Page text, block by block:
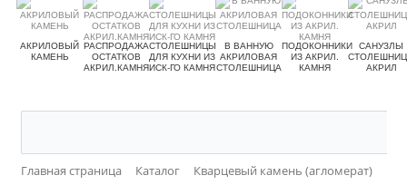
АКРИЛОВЫЙ
КАМЕНЬ
РАСПРОДАЖА
ОСТАТКОВ
АКРИЛ.КАМНЯ
СТОЛЕШНИЦЫ
ДЛЯ КУХНИ ИЗ
ИСК-ГО КАМНЯ
В ВАННУЮ
АКРИЛОВАЯ
СТОЛЕШНИЦА
ПОДОКОННИКИ
ИЗ АКРИЛ.
КАМНЯ
САНУЗЛЫ
АКРИЛ
Главная страница Каталог
Кварцевый камень (агломерат)